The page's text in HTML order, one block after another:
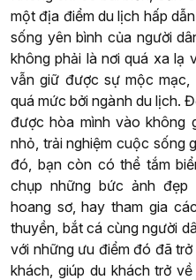
một địa điểm du lịch hấp
sống yên bình của người
không phải là nơi quá xa lạ
vẫn giữ được sự mộc
quá mức bởi ngành du lịch.
được hòa mình vào không
nhỏ, trải nghiệm cuộc sống
đó, bạn còn có thể tắm
chụp những bức ảnh đẹp
hoang sơ, hay tham gia
thuyền, bắt cá cùng người
với những ưu điểm đó đã
khách, giúp du khách trở